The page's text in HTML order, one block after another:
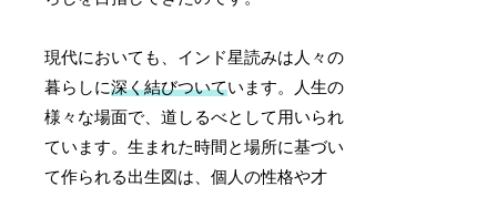
現代においても、インド星読みは人々の
暮らしに深く結びついています。人生の
様々な場面で、道しるべとして用いられ
ています。生まれた時間と場所に基づい
て作られる出生図は、個人の性格や才